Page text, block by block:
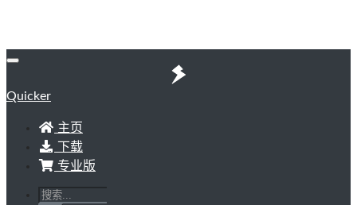
Quicker
主页
下载
专业版